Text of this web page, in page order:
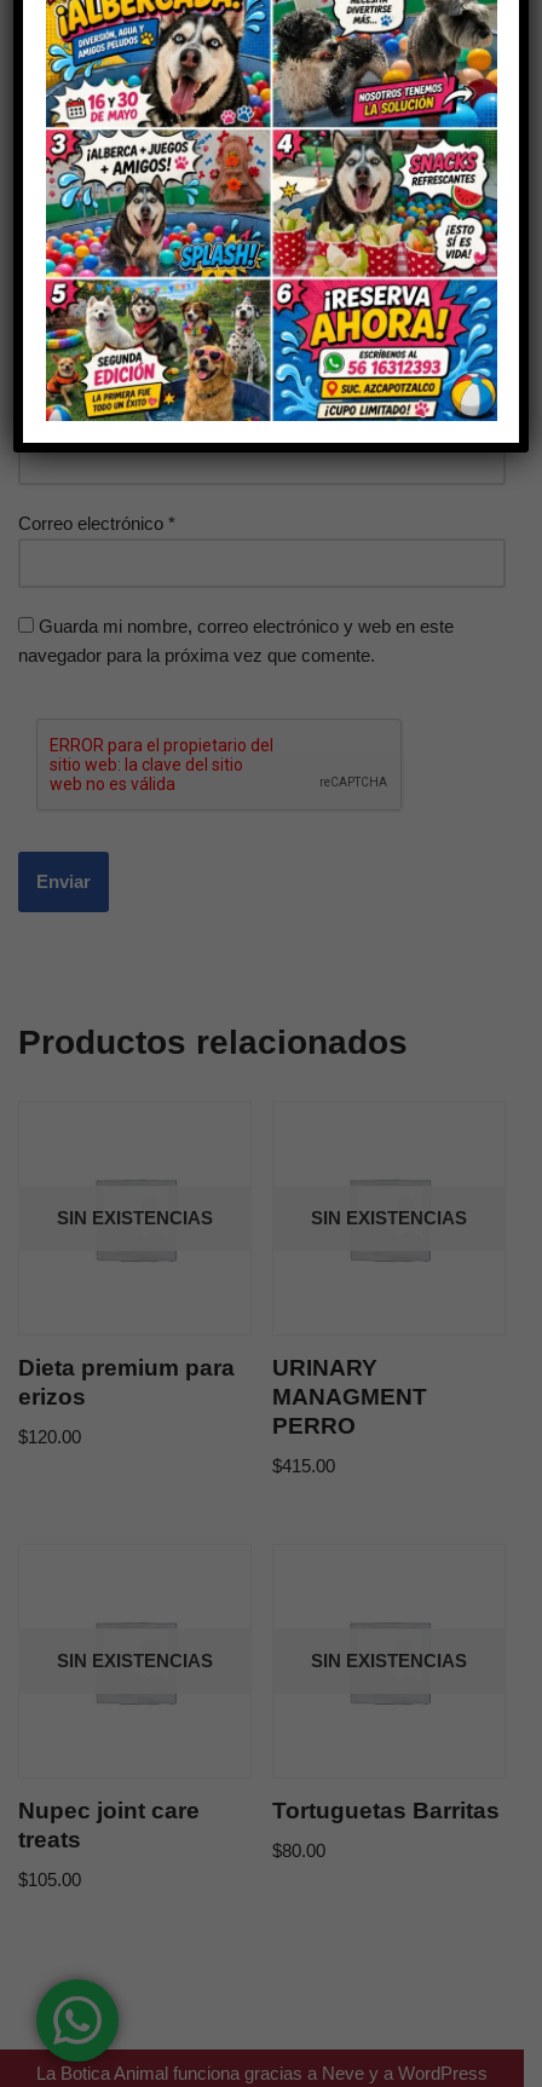
Sé el primero en valorar “LATA
RECOVERY”
Tu dirección de correo electrónico no será publicada. Los
campos obligatorios están marcados con*
Tu puntuación
Tu valoración*
Nombre*
Correo electrónico *
Guarda mi nombre, correo electrónico y web en este
navegador para la próxima vez que comente.
Productos relacionados
SIN EXISTENCIAS
Dieta premium para
erizos
$120.00
SIN EXISTENCIAS
URINARY
MANAGMENT
PERRO
$415.00
SIN EXISTENCIAS
Nupec joint care
treats
$105.00
SIN EXISTENCIAS
Tortuguetas Barritas
$80.00
La Botica Animal funciona gracias a Neve y a WordPress